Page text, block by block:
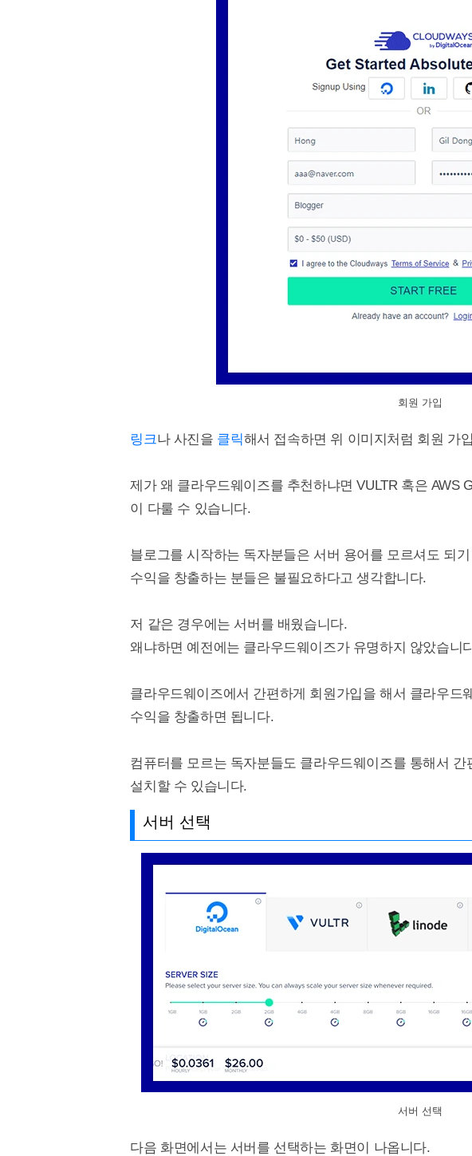
회원 가입
링크나 사진을 클릭해서 접속하면 위 이미지처럼 회원 가
제가 왜 클라우드웨이즈를 추천하냐면 VULTR 혹은 AWS
이 다룰 수 있습니다.
블로그를 시작하는 독자분들은 서버 용어를 모르셔도 되
수익을 창출하는 분들은 불필요하다고 생각합니다.
저 같은 경우에는 서버를 배웠습니다.
왜냐하면 예전에는 클라우드웨이즈가 유명하지 않았습니
클라우드웨이즈에서 간편하게 회원가입을 해서 클라우드
수익을 창출하면 됩니다.
컴퓨터를 모르는 독자분들도 클라우드웨이즈를 통해서
설치할 수 있습니다.
서버 선택
서버 선택
다음 화면에서는 서버를 선택하는 화면이 나옵니다.